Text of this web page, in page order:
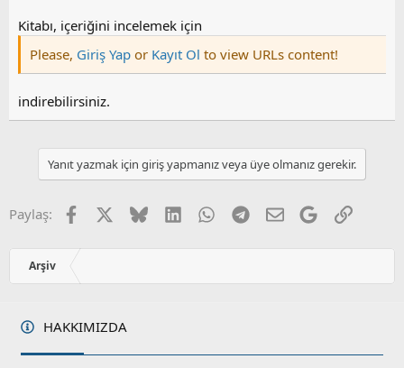
Kitabı, içeriğini incelemek için
Please, Giriş Yap or Kayıt Ol to view URLs content!
indirebilirsiniz.
Yanıt yazmak için giriş yapmanız veya üye olmanız gerekir.
Paylaş: Facebook BlueskyLinkedInWhatsApp
Telegram
E-postaGoogleLink
Arşiv
HAKKIMIZDA